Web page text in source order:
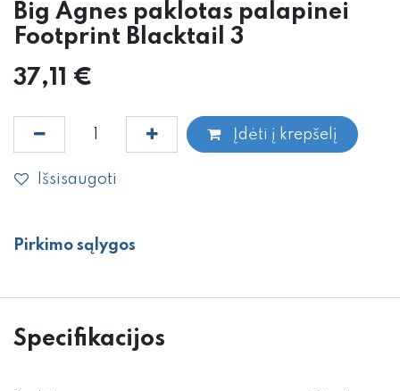
Big Agnes paklotas palapinei
Footprint Blacktail 3
37,11 €
Įdėti į krepšelį
Išsisaugoti
Pirkimo sąlygos
Specifikacijos